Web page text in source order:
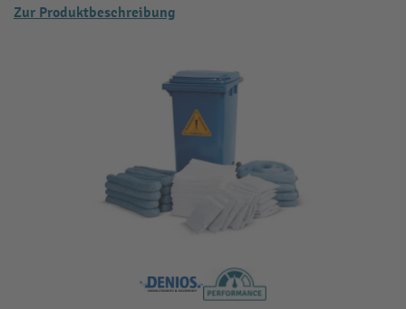
Zur Produktbeschreibung